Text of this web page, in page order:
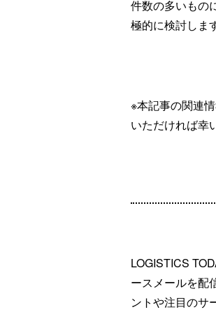
件数の多いもの
極的に検討しま
※本記事の関連
いただければ幸
LOGISTICS
ースメールを配
ントや注目のサ